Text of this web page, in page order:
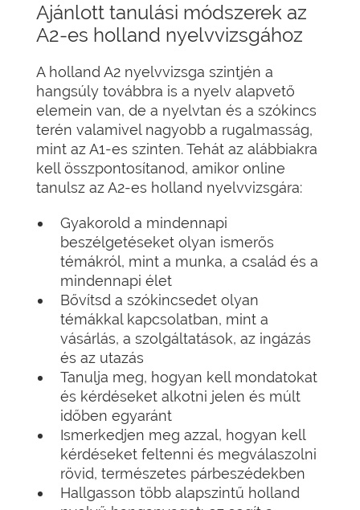
Ajánlott tanulási módszerek az
A2-es holland nyelvvizsgához
A holland A2 nyelvvizsga szintjén a
hangsúly továbbra is a nyelv alapvető
elemein van, de a nyelvtan és a szókincs
terén valamivel nagyobb a rugalmasság,
mint az A1-es szinten. Tehát az alábbiakra
kell összpontosítanod, amikor online
tanulsz az A2-es holland nyelvvizsgára:
Gyakorold a mindennapi
beszélgetéseket olyan ismerős
témákról, mint a munka, a család és a
mindennapi élet
Bővítsd a szókincsedet olyan
témákkal kapcsolatban, mint a
vásárlás, a szolgáltatások, az ingázás
és az utazás
Tanulja meg, hogyan kell mondatokat
és kérdéseket alkotni jelen és múlt
időben egyaránt
Ismerkedjen meg azzal, hogyan kell
kérdéseket feltenni és megválaszolni
rövid, természetes párbeszédekben
Hallgasson több alapszintű holland